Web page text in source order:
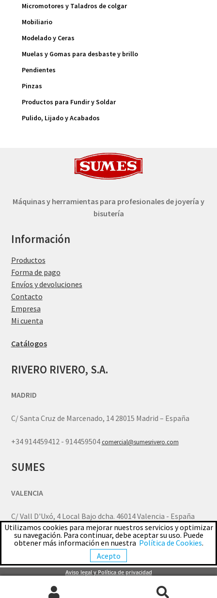
Micromotores y Taladros de colgar
Mobiliario
Modelado y Ceras
Muelas y Gomas para desbaste y brillo
Pendientes
Pinzas
Productos para Fundir y Soldar
Pulido, Lijado y Acabados
Máquinas y herramientas para profesionales de joyería y
bisutería
Información
Productos
Forma de pago
Envíos y devoluciones
Contacto
Empresa
Mi cuenta
Catálogos
RIVERO RIVERO, S.A.
MADRID
C/ Santa Cruz de Marcenado, 14 28015 Madrid – España
+34 914459412 - 914459504comercial@sumesrivero.com
SUMES
VALENCIA
C/ Vall D'Uxó, 4 Local Bajo dcha. 46014 Valencia - España
+34 963770805comercial.valencia@sumesrivero.com
© SUMES - MAQUINARIA Y HERRAMIENTA JOYERIA 2026
Política de privacidad
Creado con Storefront y
Aviso legal y Política de privacidad
Utilizamos cookies para mejorar nuestros servicios y optimizar
su navegación. Para continuar, debe aceptar su uso. Puede
obtener más información en nuestra Política de Cookies.
Acepto